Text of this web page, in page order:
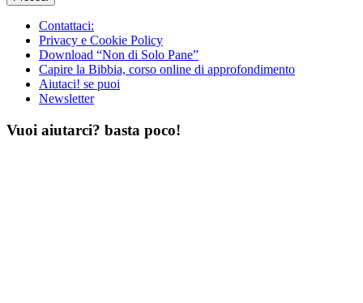
Contattaci:
Privacy e Cookie Policy
Download “Non di Solo Pane”
Capire la Bibbia, corso online di approfondimento
Aiutaci! se puoi
Newsletter
Vuoi aiutarci? basta poco!